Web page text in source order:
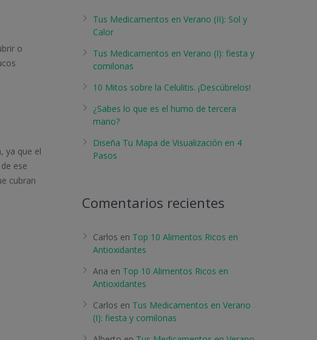
o
ya que el
ese
cubran
Tus Medicamentos en Verano (II): Sol y
Calor
Tus Medicamentos en Verano (I): fiesta y
comilonas
10 Mitos sobre la Celulitis. ¡Descúbrelos!
¿Sabes lo que es el humo de tercera
mano?
Diseña Tu Mapa de Visualización en 4
Pasos
Comentarios recientes
Carlos en Top 10 Alimentos Ricos en
Antioxidantes
Ana en Top 10 Alimentos Ricos en
Antioxidantes
Carlos en Tus Medicamentos en Verano
(I): fiesta y comilonas